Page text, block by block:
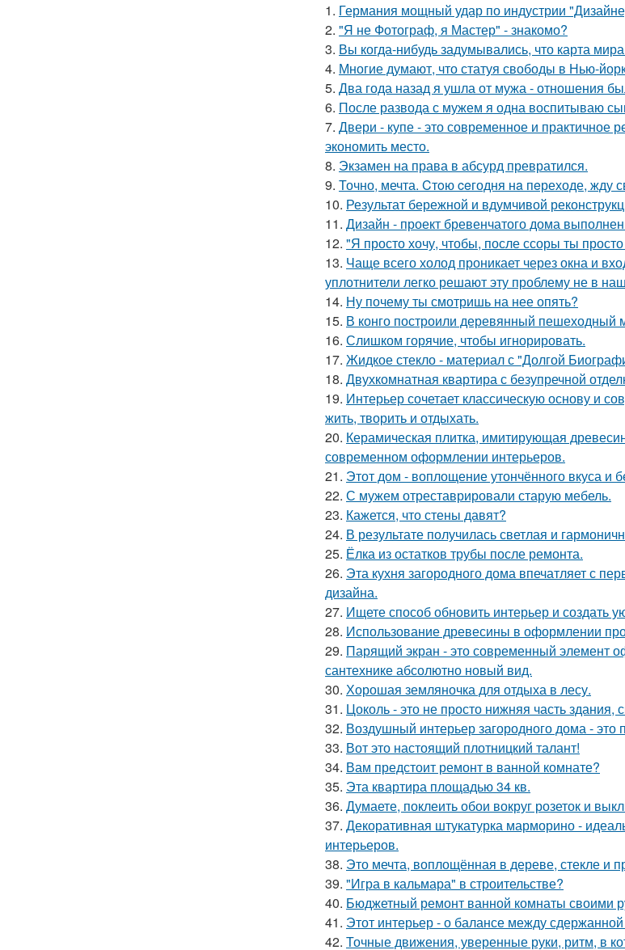
1. Германия мощный удар по индустрии
2. "Я не Фотограф, я Мастер" - знакомо?
3. Вы когда-нибудь задумывались, что карта
4. Многие думают, что статуя свободы в Нью-
5. Два года назад я ушла от мужа - отношения
6. После развода с мужем я одна воспитываю
7. Двери - купе - это современное и практичное
экономить место.
8. Экзамен на права в абсурд превратился.
9. Точно, мечта. Cтoю ceгодня нa пeреходе, жду
10. Результат бережной и вдумчивой
11. Дизайн - проект бревенчатого дома
12. "Я просто хочу, чтобы, после ссоры ты
13. Чаще всего холод проникает через окна и
уплотнители легко решают эту проблему не в
14. Ну почему ты смотришь на нее опять?
15. В конго построили деревянный пешеходный
16. Слишком горячие, чтобы игнорировать.
17. Жидкое стекло - материал с "Долгой
18. Двухкомнатная квартира с безупречной
19. Интерьер сочетает классическую основу и
жить, творить и отдыхать.
20. Керамическая плитка, имитирующая
современном оформлении интерьеров.
21. Этот дом - воплощение утончённого вкуса и
22. С мужем отреставрировали старую мебель.
23. Кажется, что стены давят?
24. В результате получилась светлая и
25. Ёлка из остатков трубы после ремонта.
26. Эта кухня загородного дома впечатляет с
дизайна.
27. Ищете способ обновить интерьер и создать
28. Использование древесины в оформлении
29. Парящий экран - это современный элемент
сантехнике абсолютно новый вид.
30. Хорошая земляночка для отдыха в лесу.
31. Цоколь - это не просто нижняя часть
32. Воздушный интерьер загородного дома - это
33. Вот это настоящий плотницкий талант!
34. Вам предстоит ремонт в ванной комнате?
35. Эта квартира площадью 34 кв.
36. Думаете, поклеить обои вокруг розеток и
37. Декоративная штукатурка марморино -
интерьеров.
38. Это мечта, воплощённая в дереве, стекле и
39. "Игра в кальмара" в строительстве?
40. Бюджетный ремонт ванной комнаты своими
41. Этот интерьер - о балансе между
42. Точные движения, уверенные руки, ритм, в